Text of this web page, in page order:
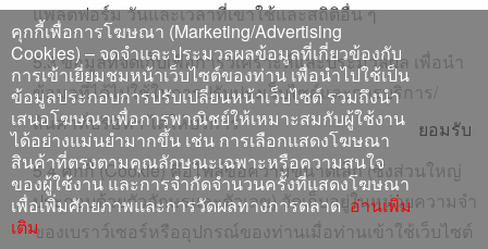
แพลตฟอร์ม วันและเวลาที่เขาใช้และสถิติอื่น ๆ
5.3 ข้อมูลที่จัดเก็บเพื่อการวิเคราะห์และประมวลผล เพื่อนำ
ข้อมูลที่ได้ไปใช้ในการปรับปรุงเว็บไซต์และการบริการ/
สินค้าที่บริษัทฯ ได้ให้บริการ
5.4 คุกกี้ (Cookie) คือไฟล์ข้อความขนาดเล็ก (ซึ่งส่วนใหญ่
ประกอบด้วยตัวอักษรและตัวเลข) จัดเก็บอยู่ในหน่วยความจำ
ของเบราว์เซอร์หรืออุปกรณ์ของท่านเมื่อท่านเข้าใช้เว็บไซต์
คุกกี้เพื่อการโฆษณา (Marketing/Advertising
Cookies) – จดจำและประมวลผลข้อมูลที่เกี่ยวข้องกับ
การเข้าเยี่ยมชมหน้าเว็บไซต์ของท่าน เพื่อนำไปใช้เป็น
ข้อมูลประกอบการปรับเปลี่ยนหน้าเว็บไซต์ รวมถึงนำ
เสนอโฆษณาเพื่อการพาณิชย์ให้เหมาะสมกับผู้ใช้งาน
ได้อย่างแม่นยำมากขึ้น เช่น การเลือกแสดงโฆษณา
สินค้าที่ตรงตามคุณลักษณะเฉพาะหรือความสนใจ
ของผู้ใช้งาน และการจำกัดจำนวนครั้งที่แสดงโฆษณา
เพื่อเพิ่มศักยภาพและการวัดผลทางการตลาดอ่านเพิ่ม
เติม
ยอมรับ